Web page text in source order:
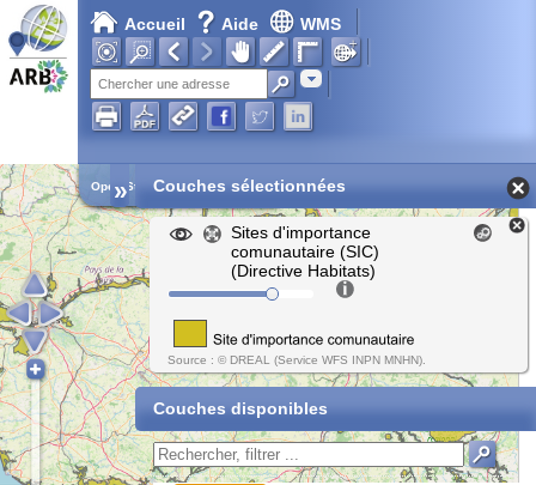
Accueil Aide WMS
Adresse
Chargement en cours...
Open Street Map
» Couches sélectionnées
Sites d'importance
comunautaire (SIC)
(Directive Habitats)
Source : © DREAL (Service WFS INPN MNHN).
Couches disponibles